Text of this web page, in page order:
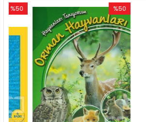
%50
İndirim
%50İndirim